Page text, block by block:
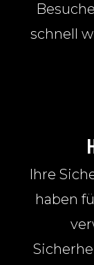
schnell
Ihre
haben